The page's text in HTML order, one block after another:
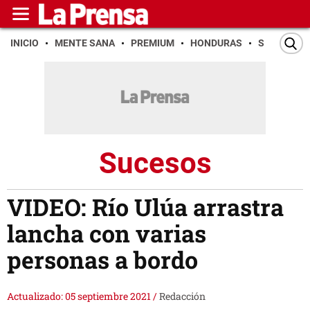
INICIO MENTE SANA PREMIUM HONDURAS SAN PEDRO
Sucesos
VIDEO: Río Ulúa arrastra
lancha con varias
personas a bordo
Actualizado: 05 septiembre 2021/Redacción